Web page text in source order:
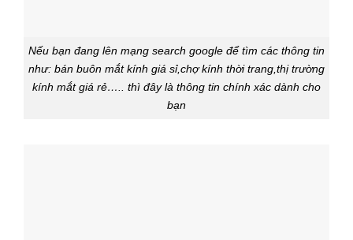
Nếu bạn đang lên mạng search google để tìm các thông tin
như: bán buôn mắt kính giá sỉ,chợ kính thời trang,thị trường
kính mắt giá rẻ….. thì đây là thông tin chính xác dành cho
bạn